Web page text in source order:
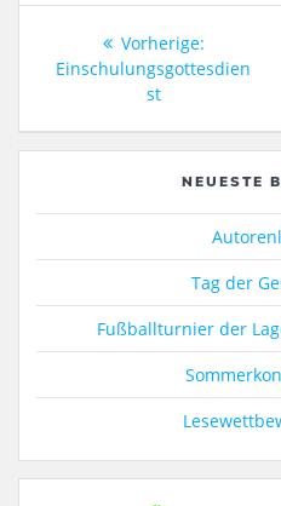
Vorherige:Vorheriger
Beitrag:
Einschulungsgottesdien
st
NEUESTE
Tag der
Fußballturnier der